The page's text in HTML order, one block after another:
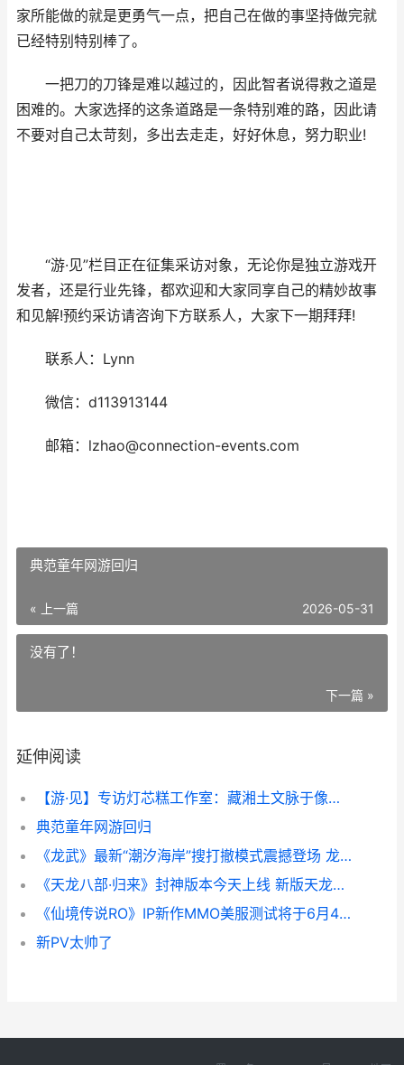
家所能做的就是更勇气一点，把自己在做的事坚持做完就
已经特别特别棒了。
一把刀的刀锋是难以越过的，因此智者说得救之道是
困难的。大家选择的这条道路是一条特别难的路，因此请
不要对自己太苛刻，多出去走走，好好休息，努力职业!
“游·见”栏目正在征集采访对象，无论你是独立游戏开
发者，还是行业先锋，都欢迎和大家同享自己的精妙故事
和见解!预约采访请咨询下方联系人，大家下一期拜拜!
联系人：Lynn
微信：d113913144
邮箱：lzhao@connection-events.com
典范童年网游回归
« 上一篇 2026-05-31
没有了！
下一篇 »
延伸阅读
【游·见】专访灯芯糕工作室：藏湘土文脉于像素之间 见游戏百科
典范童年网游回归
《龙武》最新“潮汐海岸”搜打撤模式震撼登场 龙武作品
《天龙八部·归来》封神版本今天上线 新版天龙八部主题曲归处
《仙境传说RO》IP新作MMO美服测试将于6月4日开启 仙境传说ro游戏
新PV太帅了